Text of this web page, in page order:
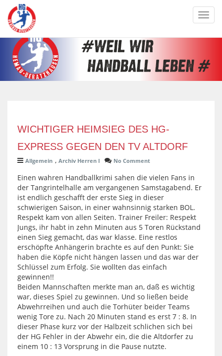
WICHTIGER HEIMSIEG DES HG-
EXPRESS GEGEN DEN TV ALTDORF
Allgemein , Archiv Herren I No Comment
Einen wahren Handballkrimi sahen die vielen Fans in
der Tangrintelhalle am vergangenen Samstagabend. Er
ist endlich geschafft der erste Sieg in dieser
schwierigen Saison, in einer wahnsinnig starken BOL.
Respekt kam von allen Seiten. Trainer Freiler: Respekt
Jungs, ihr habt in zehn Minuten aus 5 Toren Rückstand
einen Sieg gemacht, das war klasse. Eine restlos
erschöpfte Anhängerin brachte es auf den Punkt: Sie
haben die Köpfe nicht hängen lassen und das war der
Schlüssel zum Erfolg. Sie wollten das einfach
gewinnen!!
Beiden Mannschaften merkte man an, daß es wichtig
war, dieses Spiel zu gewinnen. Und so ließen beide
Abwehrreihen und auch die Torhüter beider Teams
wenig Tore zu. Nach 20 Minuten stand es erst 7 : 8. In
dieser Phase kurz vor der Halbzeit schlichen sich bei
der HG Fehler in der Abwehr ein, die die Altdorfer zu
einem 10 : 13 Vorsprung in die Pause nutzte.